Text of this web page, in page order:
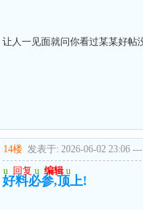
让人一见面就问你看过某某好帖
14楼 发表于: 2026-06-02 23:06 ---
u 回复 u 编辑 u
好料必参,顶上!